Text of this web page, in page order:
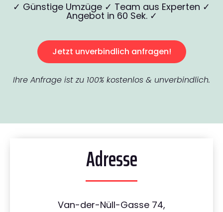
✓ Günstige Umzüge ✓ Team aus Experten ✓
Angebot in 60 Sek. ✓
Jetzt unverbindlich anfragen!
Ihre Anfrage ist zu 100% kostenlos & unverbindlich.
Adresse
Van-der-Nüll-Gasse 74,